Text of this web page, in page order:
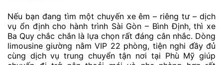
Nếu bạn đang tìm một chuyến xe êm – riêng tư – dịch
vụ ổn định cho hành trình Sài Gòn – Bình Định, thì xe
Ba Quy chắc chắn là lựa chọn rất đáng cân nhắc. Dòng
limousine giường nằm VIP 22 phòng, tiện nghi đầy đủ
cùng dịch vụ trung chuyển tận nơi tại Phù Mỹ giúp